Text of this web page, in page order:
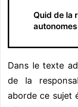
Quid de la
Dans le texte
de la
aborde ce sujet